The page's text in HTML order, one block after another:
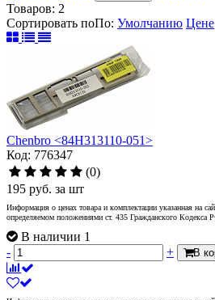
Товаров: 2
Сортировать поПо: Умолчанию Цене
Chenbro <84H313110-051>
Код: 776347
(0)
195 руб. за шт
Информация о ценах товара и комплектации указанная на
определяемом положениями ст. 435 Гражданского Кодекса
В наличии 1
-
+ В